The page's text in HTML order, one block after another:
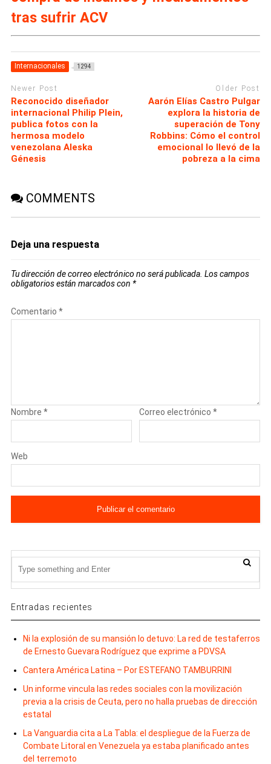
tras sufrir ACV
Internacionales 1294
Newer Post
Reconocido diseñador
internacional Philip Plein,
publica fotos con la
hermosa modelo
venezolana Aleska
Génesis
Older Post
Aarón Elías Castro Pulgar
explora la historia de
superación de Tony
Robbins: Cómo el control
emocional lo llevó de la
pobreza a la cima
COMMENTS
Deja una respuesta
Tu dirección de correo electrónico no será publicada. Los campos
obligatorios están marcados con *
Comentario *
Nombre * Correo electrónico*
Web
Entradas recientes
Ni la explosión de su mansión lo detuvo: La red de testaferros
de Ernesto Guevara Rodríguez que exprime a PDVSA
Cantera América Latina – Por ESTEFANO TAMBURRINI
Un informe vincula las redes sociales con la movilización
previa a la crisis de Ceuta, pero no halla pruebas de dirección
estatal
La Vanguardia cita a La Tabla: el despliegue de la Fuerza de
Combate Litoral en Venezuela ya estaba planificado antes
del terremoto